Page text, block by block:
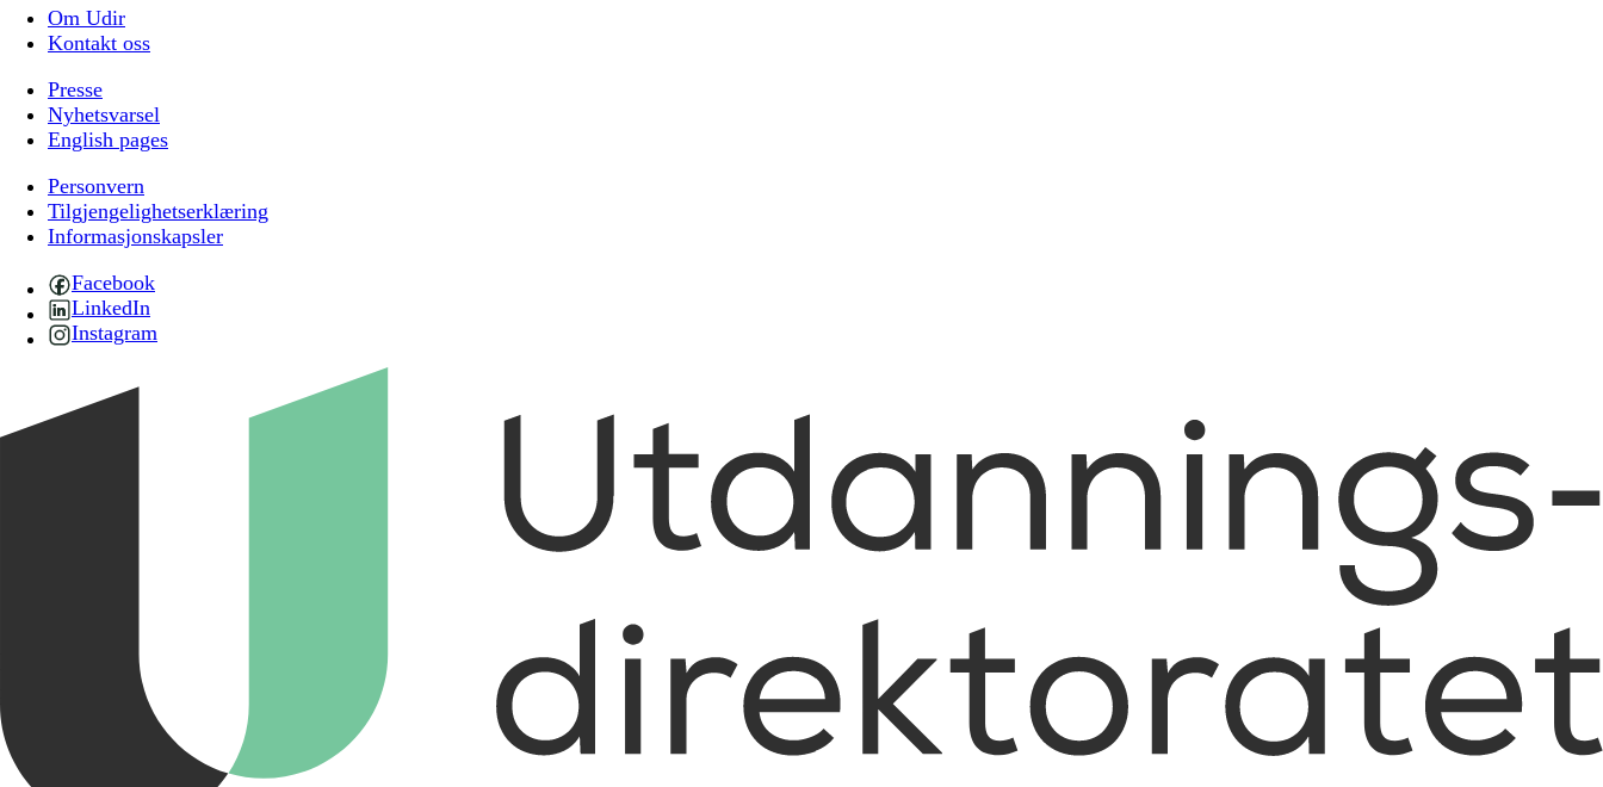
Om Udir
Kontakt oss
Presse
Nyhetsvarsel
English pages
Personvern
Tilgjengelighetserklæring
Informasjonskapsler
Facebook
LinkedIn
Instagram